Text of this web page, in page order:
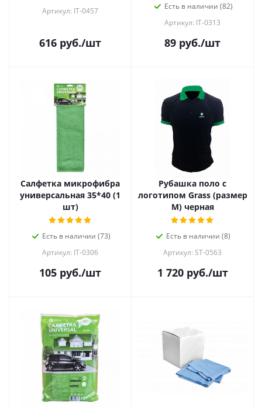
Артикул: IT-0457
616 руб./шт
Есть в наличии (82)
Артикул: IT-0313
89 руб./шт
Салфетка микрофибра
универсальная 35*40 (1
шт)
Есть в наличии (73)
Артикул: IT-0306
105 руб./шт
Рубашка поло с
логотипом Grass (размер
M) черная
Есть в наличии (8)
Артикул: ST-0563
1 720руб./шт